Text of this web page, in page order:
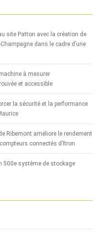
site Patton avec la création de
dans le cadre d’une
à mesurer
et accessible
la sécurité et la performance
Ribemont améliore le rendement
connectés d’Itron
500e système de stockage